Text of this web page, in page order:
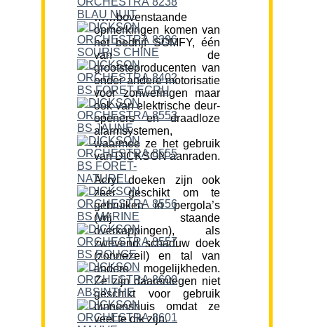
……bovenstaande
opmerkingen komen van
het bedrijf SOMFY, één
van de
grootsteproducenten van
onder andere motorisatie
voor zonweringen maar
ook van elektrische deur-
openers en draadloze
alarmsystemen,
waarmee ze het gebruik
van DICKSON aanraden.
Acryl doeken zijn ook
zeer geschikt om te
gebruiken in pergola’s
(vrij staande
overkappingen), als
zwevend schaduw doek
(zonnezeil) en tal van
andere mogelijkheden.
Ze zijn daarentegen niet
geschikt voor gebruik
binnenshuis omdat ze
veel te dik zijn.